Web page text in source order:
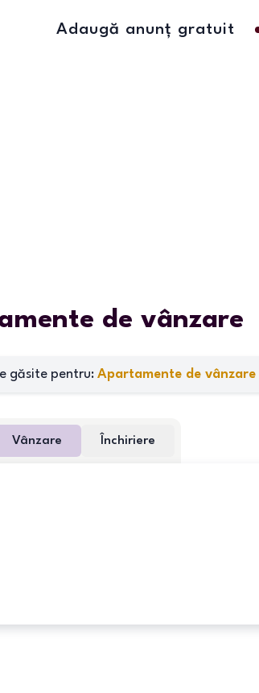
Adaugă anunț gratuit
de vânzare
găsite pentru: Apartamente de vânzare
Vânzare Închiriere